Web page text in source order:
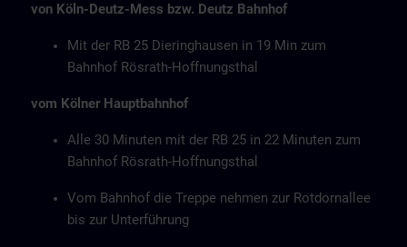
von Köln-Deutz-Mess bzw. Deutz Bahnhof
Mit der RB 25 Dieringhausen in 19 Min zum
Bahnhof Rösrath-Hoffnungsthal
vom Kölner Hauptbahnhof
Alle 30 Minuten mit der RB 25 in 22 Minuten zum
Bahnhof Rösrath-Hoffnungsthal
Vom Bahnhof die Treppe nehmen zur Rotdornallee
bis zur Unterführung